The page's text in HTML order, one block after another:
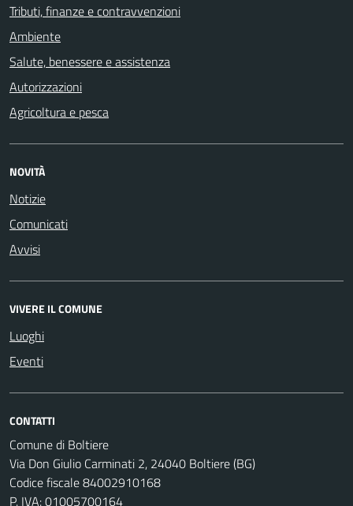
Tributi, finanze e contravvenzioni
Ambiente
Salute, benessere e assistenza
Autorizzazioni
Agricoltura e pesca
NOVITÀ
Notizie
Comunicati
Avvisi
VIVERE IL COMUNE
Luoghi
Eventi
CONTATTI
Comune di Boltiere
Via Don Giulio Carminati 2, 24040 Boltiere (BG)
Codice fiscale 84002910168
P. IVA: 01005700164